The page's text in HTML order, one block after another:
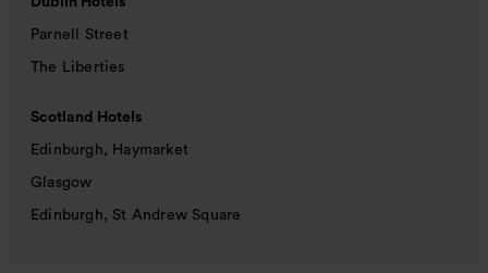
Parnell Street
The Liberties
Scotland Hotels
Edinburgh, Haymarket
Glasgow
Edinburgh, St Andrew Square